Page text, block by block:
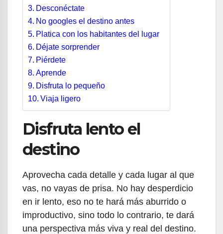
Desconéctate
No googles el destino antes
Platica con los habitantes del lugar
Déjate sorprender
Piérdete
Aprende
Disfruta lo pequeño
Viaja ligero
Disfruta lento el
destino
Aprovecha cada detalle y cada lugar al que
vas, no vayas de prisa. No hay desperdicio
en ir lento, eso no te hará más aburrido o
improductivo, sino todo lo contrario, te dará
una perspectiva más viva y real del destino.